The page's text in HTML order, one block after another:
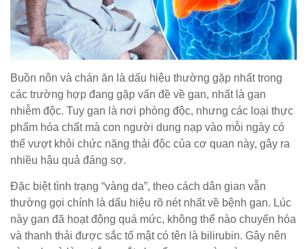
Buồn nôn và chán ăn là dấu hiệu thường gặp nhất trong
các trường hợp đang gặp vấn đề về gan, nhất là gan
nhiễm độc. Tuy gan là nơi phòng độc, nhưng các loại thực
phẩm hóa chất mà con người dung nạp vào mỗi ngày có
thể vượt khỏi chức năng thải độc của cơ quan này, gây ra
nhiều hậu quả đáng sợ.
Đặc biệt tình trạng “vàng da”, theo cách dân gian vẫn
thường gọi chính là dấu hiệu rõ nét nhất về bệnh gan. Lúc
này gan đã hoạt động quá mức, không thể nào chuyển hóa
và thanh thải được sắc tố mật có tên là bilirubin. Gây nên